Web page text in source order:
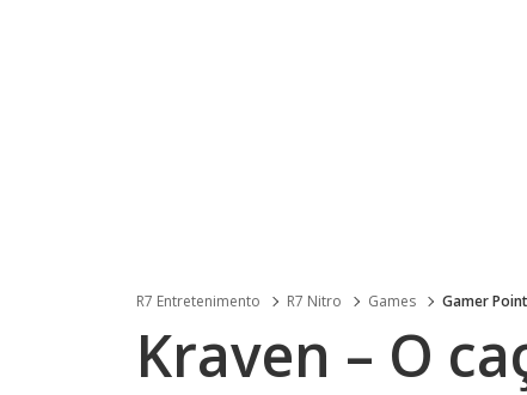
R7 Entretenimento R7 Nitro Games Gamer Point
Kraven – O